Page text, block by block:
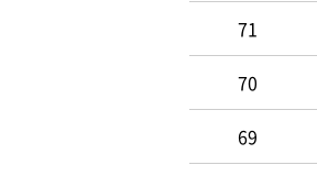
71
70
69